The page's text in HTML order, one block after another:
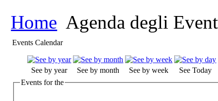
Home Agenda degli
Events Calendar
See by year See by month See by week
See Today
Events for the